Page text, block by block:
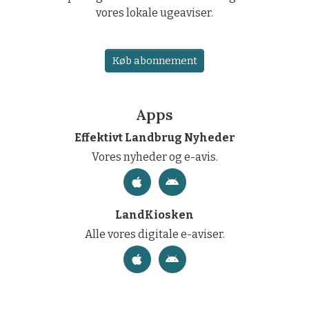
vores lokale ugeaviser.
Køb abonnement
Apps
Effektivt Landbrug Nyheder
Vores nyheder og e-avis.
LandKiosken
Alle vores digitale e-aviser.